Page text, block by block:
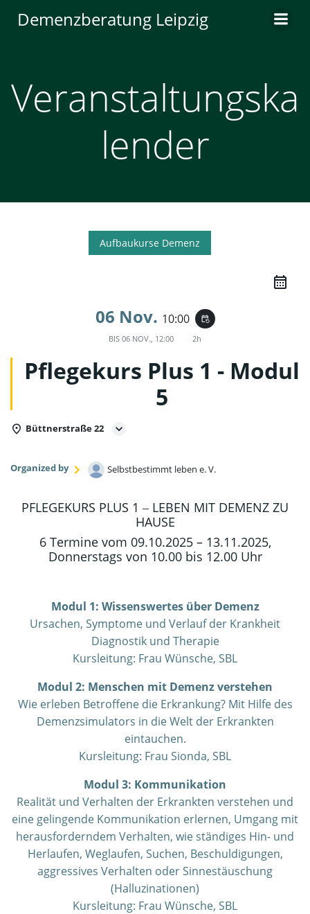
Inhalt
Demenzberatung Leipzig
Veranstaltungska
lender
Aufbaukurse Demenz
06 Nov. 10:00 event_repeat
BIS 06 NOV., 12:00 2h
Pflegekurs Plus 1 - Modul
5
Büttnerstraße 22
Organized by Selbstbestimmt leben e. V.
PFLEGEKURS PLUS 1 ‒ LEBEN MIT DEMENZ ZU
HAUSE
6 Termine vom 09.10.2025 – 13.11.2025,
Donnerstags von 10.00 bis 12.00 Uhr
Modul 1: Wissenswertes über Demenz
Ursachen, Symptome und Verlauf der Krankheit
Diagnostik und Therapie
Kursleitung: Frau Wünsche, SBL
Modul 2: Menschen mit Demenz verstehen
Wie erleben Betroffene die Erkrankung? Mit Hilfe des
Demenzsimulators in die Welt der Erkrankten
eintauchen.
Kursleitung: Frau Sionda, SBL
Modul 3: Kommunikation
Realität und Verhalten der Erkrankten verstehen und
eine gelingende Kommunikation erlernen, Umgang mit
herausforderndem Verhalten, wie ständiges Hin- und
Herlaufen, Weglaufen, Suchen, Beschuldigungen,
aggressives Verhalten oder Sinnestäuschung
(Halluzinationen)
Kursleitung: Frau Wünsche, SBL